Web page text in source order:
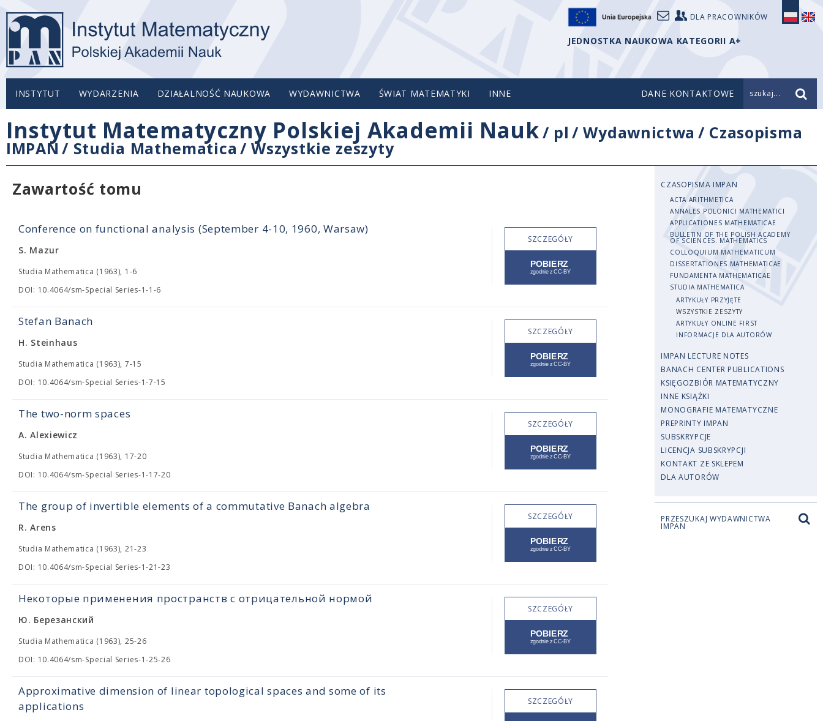
DLA PRACOWNIKÓW
JEDNOSTKA NAUKOWA KATEGORII A+
INSTYTUT WYDARZENIA DZIAŁALNOŚĆ NAUKOWA WYDAWNICTWA ŚWIAT MATEMATYKI INNE DANE KONTAKTOWE szukaj...
Instytut Matematyczny Polskiej Akademii Nauk/ pl /Wydawnictwa / Czasopisma
IMPAN / Studia Mathematica /Wszystkie zeszyty
Zawartość tomu
Conference on functional analysis (September 4-10, 1960, Warsaw)
S. Mazur
Studia Mathematica (1963), 1-6
DOI: 10.4064/sm-Special Series-1-1-6
SZCZEGÓŁY
Stefan Banach
H. Steinhaus
Studia Mathematica (1963), 7-15
DOI: 10.4064/sm-Special Series-1-7-15
SZCZEGÓŁY
The two-norm spaces
A. Alexiewicz
Studia Mathematica (1963), 17-20
DOI: 10.4064/sm-Special Series-1-17-20
SZCZEGÓŁY
The group of invertible elements of a commutative Banach algebra
R. Arens
Studia Mathematica (1963), 21-23
DOI: 10.4064/sm-Special Series-1-21-23
SZCZEGÓŁY
Некоторые применения пространств с отрицательной нормой
Ю. Березанский
Studia Mathematica (1963), 25-26
DOI: 10.4064/sm-Special Series-1-25-26
SZCZEGÓŁY
Approximative dimension of linear topological spaces and some of its
applications
SZCZEGÓŁY
CZASOPISMA IMPAN
ACTA ARITHMETICA
ANNALES POLONICI MATHEMATICI
APPLICATIONES MATHEMATICAE
BULLETIN OF THE POLISH ACADEMY
OF SCIENCES. MATHEMATICS
COLLOQUIUM MATHEMATICUM
DISSERTATIONES MATHEMATICAE
FUNDAMENTA MATHEMATICAE
STUDIA MATHEMATICA
ARTYKUŁY PRZYJĘTE
WSZYSTKIE ZESZYTY
ARTYKUŁY ONLINE FIRST
INFORMACJE DLA AUTORÓW
IMPAN LECTURE NOTES
BANACH CENTER PUBLICATIONS
KSIĘGOZBIÓR MATEMATYCZNY
INNE KSIĄŻKI
MONOGRAFIE MATEMATYCZNE
PREPRINTY IMPAN
SUBSKRYPCJE
LICENCJA SUBSKRYPCJI
KONTAKT ZE SKLEPEM
DLA AUTORÓW
PRZESZUKAJ WYDAWNICTWA
IMPAN